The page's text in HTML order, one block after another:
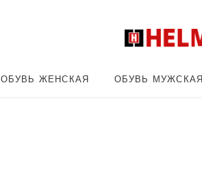
ОБУВЬ ЖЕНСКАЯ ОБУВЬ МУЖСКАЯ